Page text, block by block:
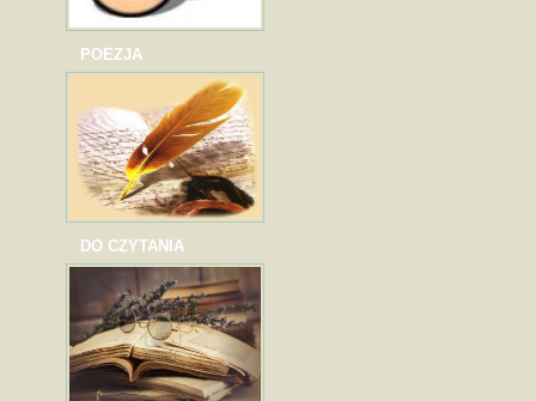
POEZJA
DO CZYTANIA